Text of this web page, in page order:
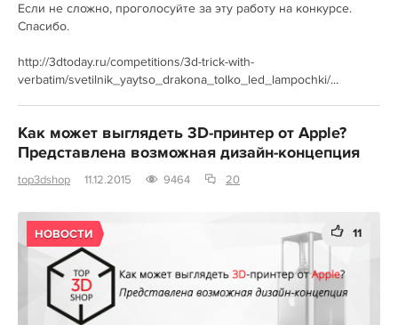
Если не сложно, проголосуйте за эту работу на конкурсе.
Спасибо.
http://3dtoday.ru/competitions/3d-trick-with-
verbatim/svetilnik_yaytso_drakona_tolko_led_lampochki/...
Как может выглядеть 3D-принтер от Apple?
Представлена возможная дизайн-концепция
top3dshop 11.12.2015 9464 20
НОВОСТИ 11